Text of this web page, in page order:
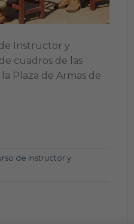
Instructor y
cuadros de las
Plaza de Armas de
de Instructor y